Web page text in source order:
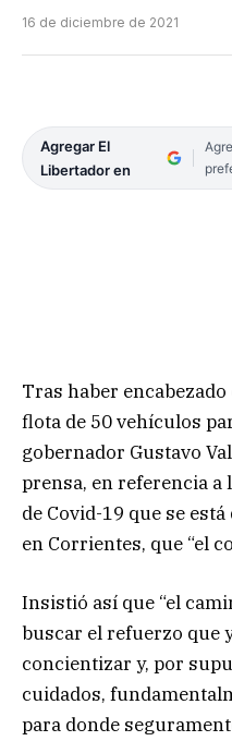
16 de diciembre de 2021
Agregar El
Libertador en
Tras haber
flota de 50 vehículos
gobernador Gustavo
prensa, en referencia a
de Covid-19 que se
en Corrientes, que “el
Insistió así que “el
buscar el refuerzo que
concientizar y, por
cuidados,
para donde